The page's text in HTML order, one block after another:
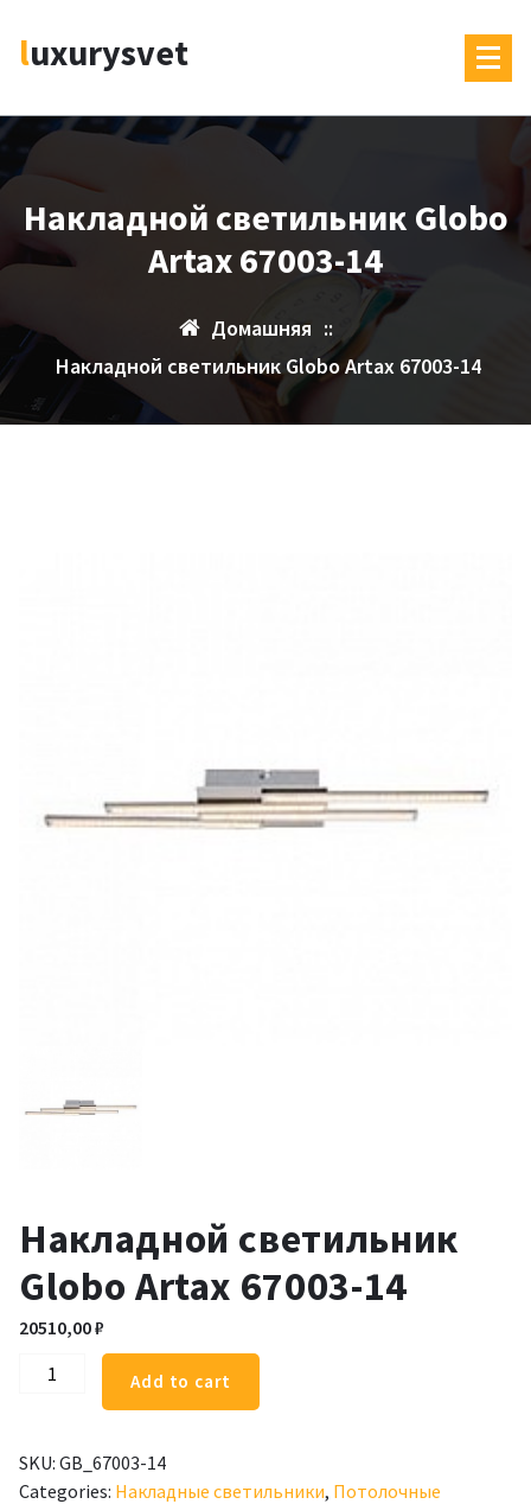
содержимому
luxurysvet
Накладной светильник Globo
Artax 67003-14
Домашняя ::
Накладной светильник Globo Artax 67003-14
Накладной светильник
Globo Artax 67003-14
20510,00₽
Накладной
Artax
67003-
Add to cart
SKU: GB_67003-14
Categories: Накладные светильники, Потолочные